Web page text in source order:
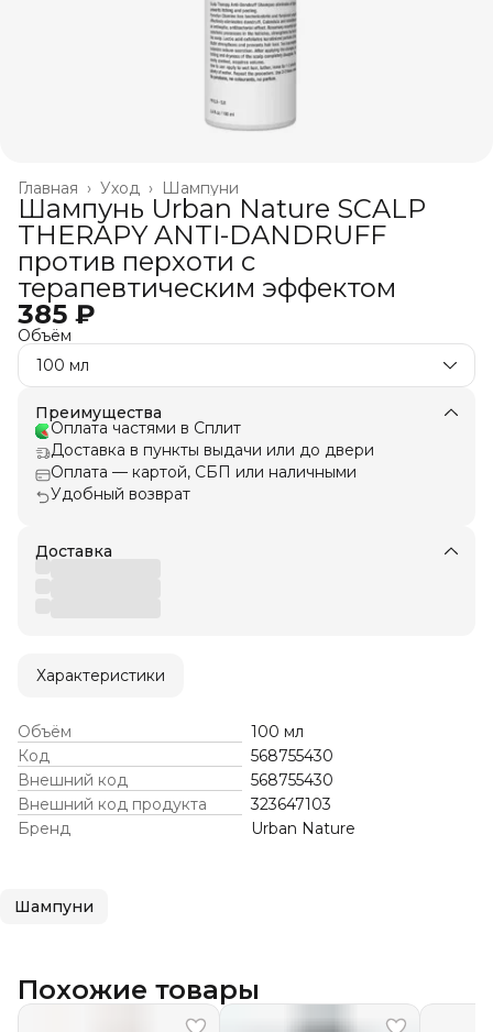
Шампуни
Уход ›
Главная ›
Шампунь Urban Nature SCALP
THERAPY ANTI-DANDRUFF
против перхоти с
терапевтическим эффектом
385 ₽
Объём
100 мл
Преимущества
Оплата частями в Сплит
Доставка в пункты выдачи или до двери
Оплата — картой, СБП или наличными
Удобный возврат
Доставка
Характеристики
Объём
100 мл
Код
568755430
Внешний код
568755430
Внешний код продукта
323647103
Бренд
Urban Nature
Шампуни
Похожие товары